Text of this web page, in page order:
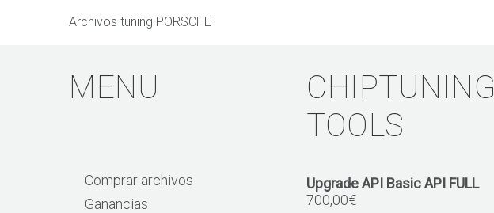
Archivos tuning PORSCHE
MENU
Comprar archivos
Ganancias
CHIPTUNING
TOOLS
Upgrade API Basic API FULL
700,00€